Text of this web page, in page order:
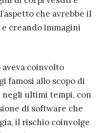
che avrebbe il
creando immagini
coinvolto
famosi allo scopo di
ultimi tempi, con
di software che
il rischio coinvolge